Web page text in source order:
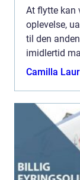
At flytte kan
oplevelse,
til den
imidlertid
pålideligt
Camilla